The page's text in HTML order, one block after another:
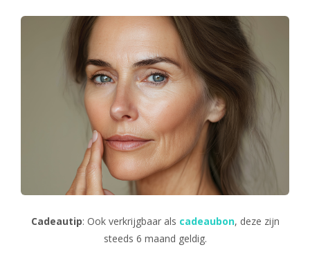
Cadeautip: Ook verkrijgbaar als cadeaubon, deze zijn
steeds 6 maand geldig.